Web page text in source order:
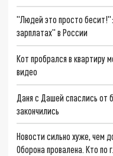
"Людей это просто
зарплатах" в России
Кот пробрался в квартиру
видео
Даня с Дашей спаслись от
закончились
Новости сильно хуже, чем
Оборона провалена. Кто по